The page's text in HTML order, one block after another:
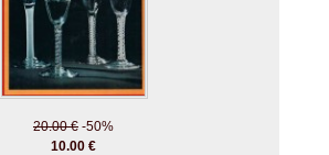
20.00 € -50%
10.00 €